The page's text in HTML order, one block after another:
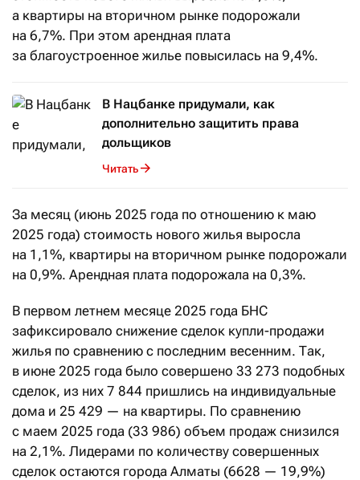
а квартиры на вторичном рынке подорожали
на 6,7%. При этом арендная плата
за благоустроенное жилье повысилась на 9,4%.
В Нацбанке придумали, как
дополнительно защитить права
дольщиков
Читать
За месяц (июнь 2025 года по отношению к маю
2025 года) стоимость нового жилья выросла
на 1,1%, квартиры на вторичном рынке подорожали
на 0,9%. Арендная плата подорожала на 0,3%.
В первом летнем месяце 2025 года БНС
зафиксировало снижение сделок купли-продажи
жилья по сравнению с последним весенним. Так,
в июне 2025 года было совершено 33 273 подобных
сделок, из них 7 844 пришлись на индивидуальные
дома и 25 429 — на квартиры. По сравнению
с маем 2025 года (33 986) объем продаж снизился
на 2,1%. Лидерами по количеству совершенных
сделок остаются города Алматы (6628 — 19,9%)